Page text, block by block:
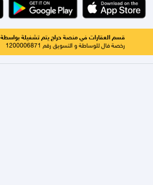
قسم العقارات في منصة حراج يتم تشغيلة بواسطة
رخصة فال للوساطة و التسويق رقم 1200006871